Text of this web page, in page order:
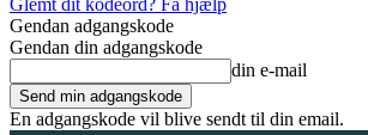
Gendan adgangskode
Gendan din adgangskode
din e-mail
En adgangskode vil blive sendt til din email.